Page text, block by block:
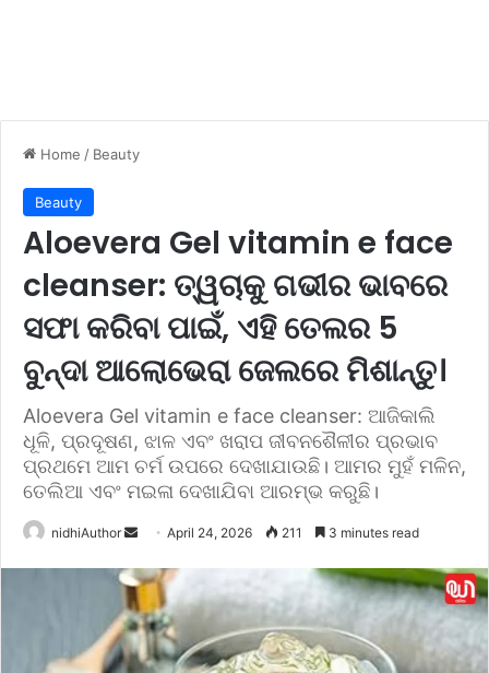
Home / Beauty
Beauty
Aloevera Gel vitamin e face
cleanser: ତ୍ୱଚାକୁ ଗଭୀର ଭାବରେ
ସଫା କରିବା ପାଇଁ, ଏହି ତେଲର 5
ବୁନ୍ଦା ଆଲୋଭେରା ଜେଲରେ ମିଶାନ୍ତୁ।
Aloevera Gel vitamin e face cleanser: ଆଜିକାଲି
ଧୂଳି, ପ୍ରଦୂଷଣ, ଝାଳ ଏବଂ ଖରାପ ଜୀବନଶୈଳୀର ପ୍ରଭାବ
ପ୍ରଥମେ ଆମ ଚର୍ମ ଉପରେ ଦେଖାଯାଉଛି। ଆମର ମୁହଁ ମଳିନ,
ତେଲିଆ ଏବଂ ମଇଳା ଦେଖାଯିବା ଆରମ୍ଭ କରୁଛି।
nidhiAuthor
n
d
a
n
April 24, 2026 211 3 minutes read